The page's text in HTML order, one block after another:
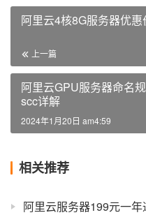
阿里云4核8G服务器优
上一篇
阿里云GPU服务器命名
scc详解
2024年1月20日 am4:59
相关推荐
阿里云服务器199元一年